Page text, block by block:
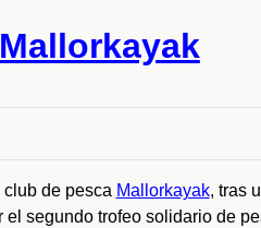
club de pesca Mallorkayak, tras
el segundo trofeo solidario de